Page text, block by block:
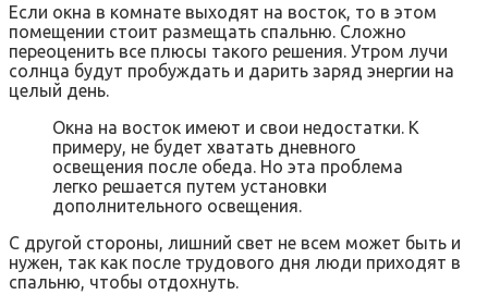
Если окна в комнате выходят на восток, то в этом
помещении стоит размещать спальню. Сложно
переоценить все плюсы такого решения. Утром лучи
солнца будут пробуждать и дарить заряд энергии на
целый день.
Окна на восток имеют и свои недостатки. К
примеру, не будет хватать дневного
освещения после обеда. Но эта проблема
легко решается путем установки
дополнительного освещения.
С другой стороны, лишний свет не всем может быть и
нужен, так как после трудового дня люди приходят в
спальню, чтобы отдохнуть.